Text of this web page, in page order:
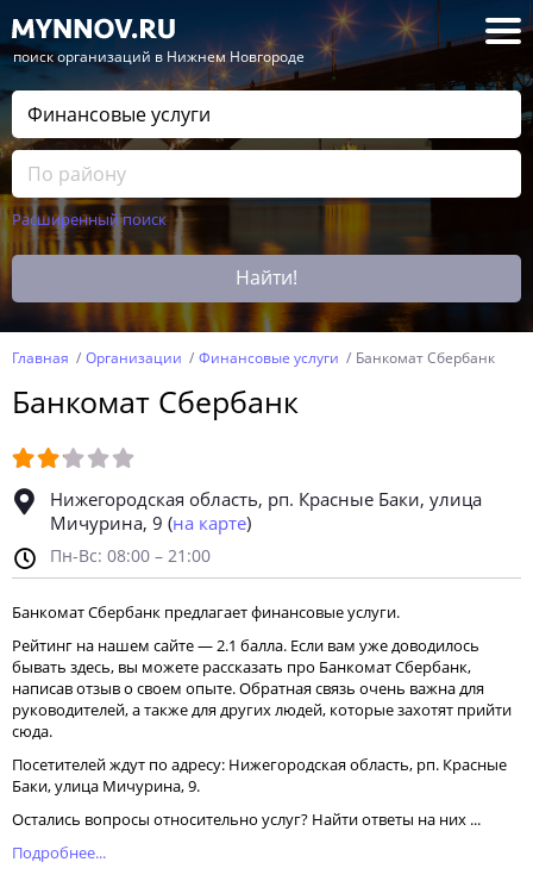
— поиск организаций в Нижнем Новгороде
Расширенный поиск
Найти!
Главная Организации Финансовые услуги Банкомат Сбербанк
Банкомат Сбербанк
Нижегородская область, рп. Красные Баки, улица
Мичурина, 9 (на карте)
Пн-Вс: 08:00 – 21:00
Банкомат Сбербанк предлагает финансовые услуги.
Рейтинг на нашем сайте — 2.1 балла. Если вам уже доводилось
бывать здесь, вы можете рассказать про Банкомат Сбербанк,
написав отзыв о своем опыте. Обратная связь очень важна для
руководителей, а также для других людей, которые захотят прийти
сюда.
Посетителей ждут по адресу: Нижегородская область, рп. Красные
Баки, улица Мичурина, 9.
Остались вопросы относительно услуг? Найти ответы на них ...
Подробнее...